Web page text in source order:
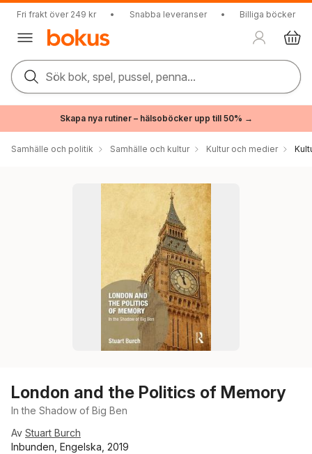
Fri frakt över 249 kr • Snabba leveranser • Billiga böcker
Sök bok, spel, pussel, penna...
Skapa nya rutiner – hälsoböcker upp till 50% →
Samhälle och politik Samhälle och kultur Kultur och medier
London and the Politics of Memory
In the Shadow of Big Ben
Av Stuart Burch
Inbunden, Engelska, 2019